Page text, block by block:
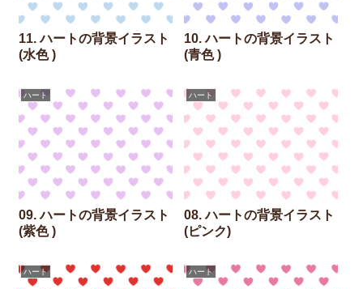
11. ハートの背景イラスト
(水色 )
10. ハートの背景イラスト
(青色 )
ハート
09. ハートの背景イラスト
(紫色 )
ハート
08. ハートの背景イラスト
(ピンク)
ハート ハート